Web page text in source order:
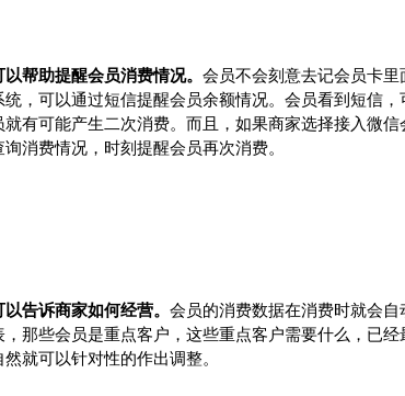
帮助提醒会员消费情况。 会员不会刻意去记会员卡
，可以通过短信提醒会员余额情况。会员看到短信
有可能产生二次消费。而且，如果商家选择接入微
消费情况，时刻提醒会员再次消费。
告诉商家如何经营。 会员的消费数据在消费时就会
那些会员是重点客户，这些重点客户需要什么，已
就可以针对性的作出调整。